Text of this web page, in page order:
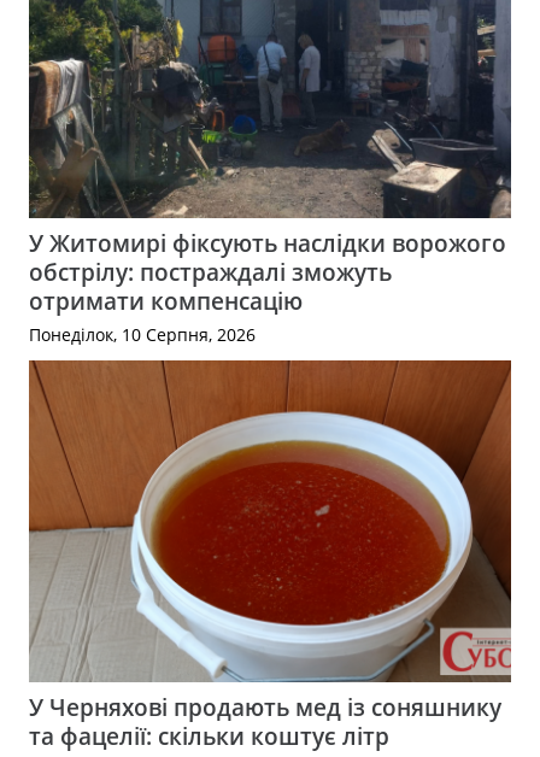
У Житомирі фіксують наслідки ворожого
обстрілу: постраждалі зможуть
отримати компенсацію
Понеділок, 10 Серпня, 2026
У Черняхові продають мед із соняшнику
та фацелії: скільки коштує літр